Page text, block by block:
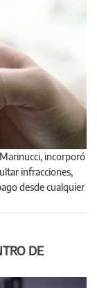
infracciones,
desde cualquier
DE